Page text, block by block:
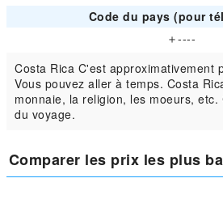
Code du pays (pour
＋----
Costa Rica C'est approximativement
Vous pouvez aller à temps. Costa
monnaie, la religion, les moeurs, etc.
du voyage.
Comparer les prix les plus